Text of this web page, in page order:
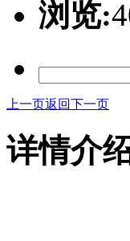
浏览:
上一页返回下一页
详情介